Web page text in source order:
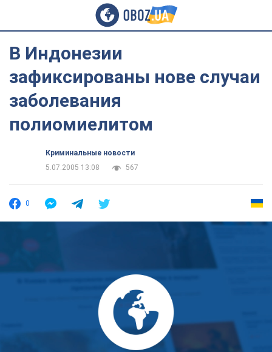
В Индонезии
зафиксированы нове случаи
заболевания
полиомиелитом
Криминальные новости
5.07.2005 13:08
567
0